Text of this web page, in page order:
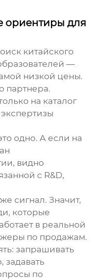
ориентиры для
китайского
—
низкой цены.
партнера.
на каталог
одно. А если на
, видно
с R&D,
сигнал. Значит,
которые
в реальной
по продажам.
запрашивать
задавать
по